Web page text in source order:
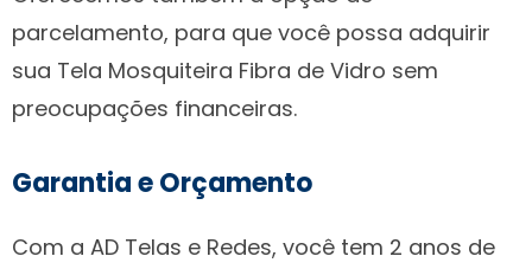
parcelamento, para que você possa adquirir
sua Tela Mosquiteira Fibra de Vidro sem
preocupações financeiras.
Garantia e Orçamento
Com a AD Telas e Redes, você tem 2 anos de